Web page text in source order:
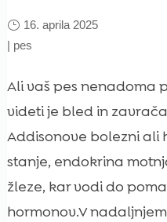
16. aprila 2025
| pes
Ali vaš pes nenadoma
videti je bled in
Addisonove bolezni ali
stanje, endokrina
žleze, kar vodi do
hormonov.V